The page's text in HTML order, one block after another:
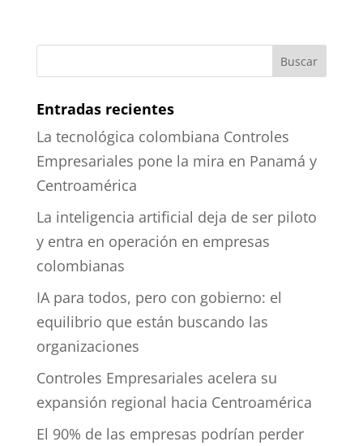
Entradas recientes
La tecnológica colombiana Controles
Empresariales pone la mira en Panamá y
Centroamérica
La inteligencia artificial deja de ser piloto
y entra en operación en empresas
colombianas
IA para todos, pero con gobierno: el
equilibrio que están buscando las
organizaciones
Controles Empresariales acelera su
expansión regional hacia Centroamérica
El 90% de las empresas podrían perder